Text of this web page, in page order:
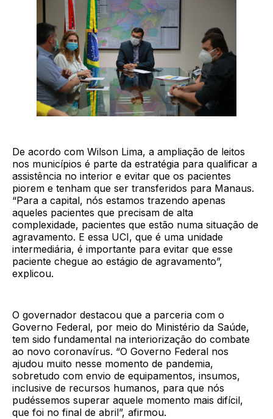
De acordo com Wilson Lima, a ampliação de leitos
nos municípios é parte da estratégia para qualificar a
assistência no interior e evitar que os pacientes
piorem e tenham que ser transferidos para Manaus.
“Para a capital, nós estamos trazendo apenas
aqueles pacientes que precisam de alta
complexidade, pacientes que estão numa situação de
agravamento. E essa UCI, que é uma unidade
intermediária, é importante para evitar que esse
paciente chegue ao estágio de agravamento”,
explicou.
O governador destacou que a parceria com o
Governo Federal, por meio do Ministério da Saúde,
tem sido fundamental na interiorização do combate
ao novo coronavírus. “O Governo Federal nos
ajudou muito nesse momento de pandemia,
sobretudo com envio de equipamentos, insumos,
inclusive de recursos humanos, para que nós
pudéssemos superar aquele momento mais difícil,
que foi no final de abril”, afirmou.